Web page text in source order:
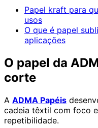
Papel kraft para
usos
O que é papel
aplicações
O papel da
corte
A ADMA Papéis
cadeia têxtil com foco
repetibilidade.